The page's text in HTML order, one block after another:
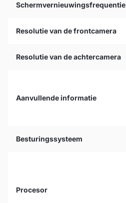
Schermvernieuwingsfrequentie
Resolutie van de frontcamera
Resolutie van de achtercamera
Aanvullende informatie
Besturingssysteem
Procesor